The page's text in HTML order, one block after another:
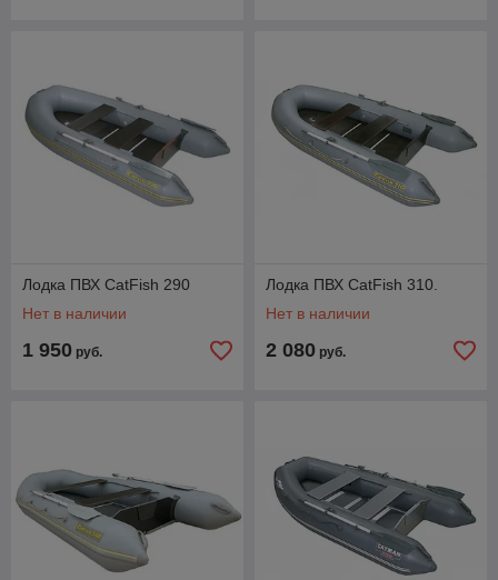
Лодка ПВХ CatFish 290
Нет в наличии
1 950 руб.
Лодка ПВХ CatFish 310.
Нет в наличии
2 080 руб.